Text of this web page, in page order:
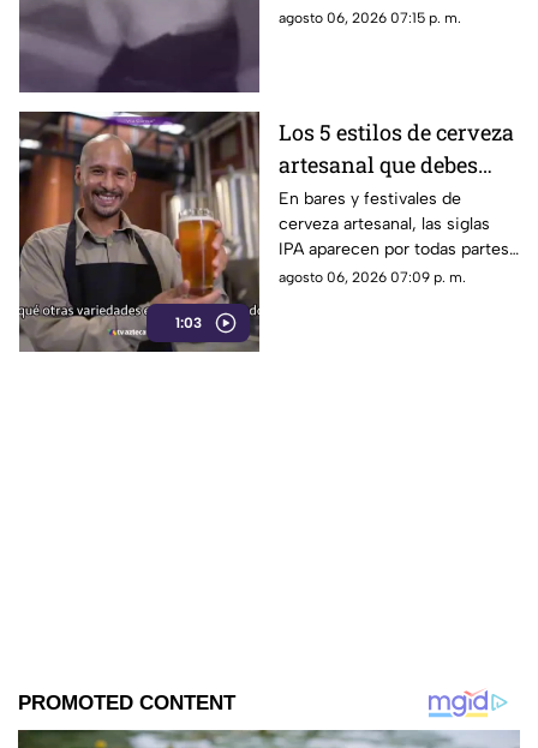
Paula Fajardo fue localizado y
agosto 06, 2026 07:15 p. m.
1:03
Los 5 estilos de cerveza
artesanal que debes
conocer
En bares y festivales de
cerveza artesanal, las siglas
IPA aparecen por todas partes.
Pero, ¿qué significa realmente
agosto 06, 2026 07:09 p. m.